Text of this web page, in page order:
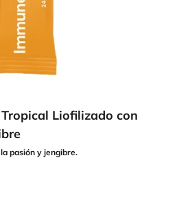
Liofilizado con
pasión y jengibre.